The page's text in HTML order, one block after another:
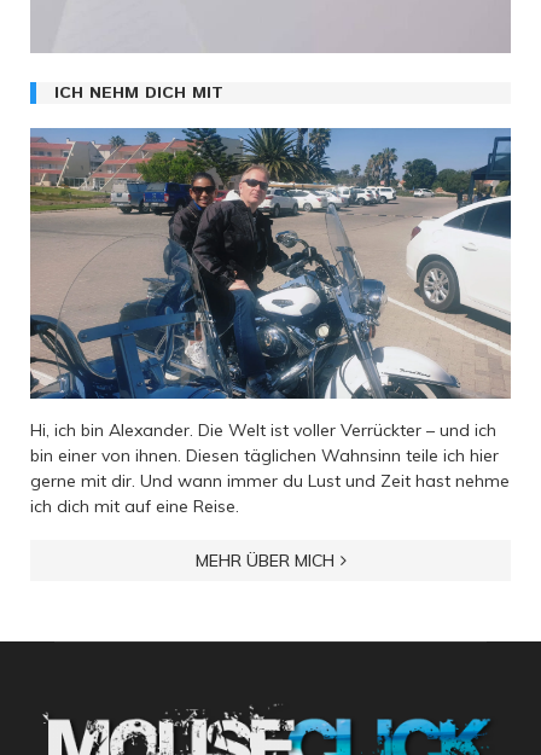
ICH NEHM DICH MIT
Hi, ich bin Alexander. Die Welt ist voller Verrückter – und ich
bin einer von ihnen. Diesen täglichen Wahnsinn teile ich hier
gerne mit dir. Und wann immer du Lust und Zeit hast nehme
ich dich mit auf eine Reise.
MEHR ÜBER MICH